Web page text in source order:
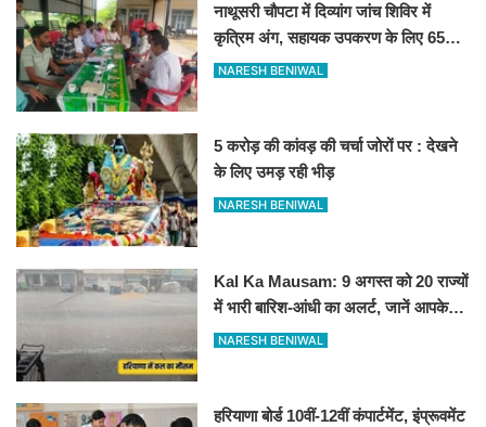
नाथूसरी चौपटा में दिव्यांग जांच शिविर में
कृत्रिम अंग, सहायक उपकरण के लिए 65
व्यक्तियों का चयन
NARESH BENIWAL
5 करोड़ की कांवड़ की चर्चा जोरों पर : देखने
के लिए उमड़ रही भीड़
NARESH BENIWAL
Kal Ka Mausam: 9 अगस्त को 20 राज्यों
में भारी बारिश-आंधी का अलर्ट, जानें आपके
शहर में कैसा रहेगा मौसम
NARESH BENIWAL
हरियाणा बोर्ड 10वीं-12वीं कंपार्टमेंट, इंप्रूवमेंट